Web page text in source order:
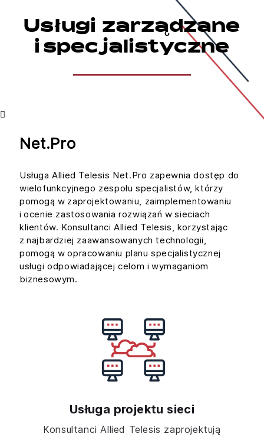
Usługi zarządzane
i specjalistyczne
Net.Pro
Usługa Allied Telesis Net.Pro zapewnia dostęp do
wielofunkcyjnego zespołu specjalistów, którzy
pomogą w zaprojektowaniu, zaimplementowaniu
i ocenie zastosowania rozwiązań w sieciach
klientów. Konsultanci Allied Telesis, korzystając
z najbardziej zaawansowanych technologii,
pomogą w opracowaniu planu specjalistycznej
usługi odpowiadającej celom i wymaganiom
biznesowym.
Usługa projektu sieci
Konsultanci Allied Telesis zaprojektują